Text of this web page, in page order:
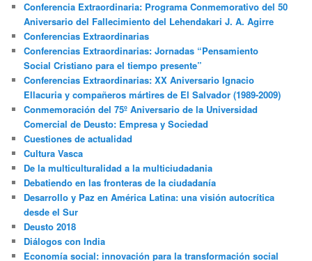
Conferencia Extraordinaria: Programa Conmemorativo del 50
Aniversario del Fallecimiento del Lehendakari J. A. Agirre
Conferencias Extraordinarias
Conferencias Extraordinarias: Jornadas “Pensamiento
Social Cristiano para el tiempo presente”
Conferencias Extraordinarias: XX Aniversario Ignacio
Ellacuria y compañeros mártires de El Salvador (1989-2009)
Conmemoración del 75º Aniversario de la Universidad
Comercial de Deusto: Empresa y Sociedad
Cuestiones de actualidad
Cultura Vasca
De la multiculturalidad a la multiciudadania
Debatiendo en las fronteras de la ciudadanía
Desarrollo y Paz en América Latina: una visión autocrítica
desde el Sur
Deusto 2018
Diálogos con India
Economía social: innovación para la transformación social